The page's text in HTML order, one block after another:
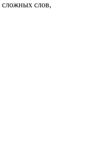
сложных слов,